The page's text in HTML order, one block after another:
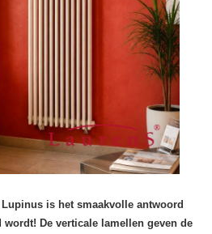
is het smaakvolle antwoord
wordt! De verticale lamellen geven de